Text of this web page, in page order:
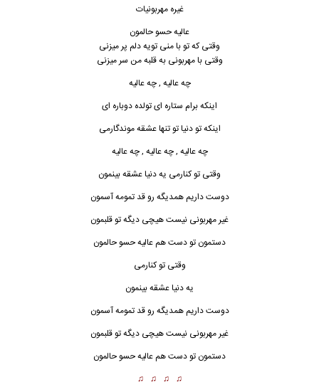
غیره مهربونیات
عالیه حسو حالمون
وقتی که تو با منی تویه دلم پر میزنی
وقتی با مهربونی به قلبه من سر میزنی
چه عالیه , چه عالیه
اینکه برام ستاره ای تولده دوباره ای
اینکه تو دنیا تو تنها عشقه موندگارمی
چه عالیه , چه عالیه , چه عالیه
وقتی تو کنارمی یه دنیا عشقه بینمون
دوست داریم همدیگه رو قد تمومه آسمون
غیر مهربونی نیست هیچی دیگه تو قلبمون
دستمون تو دست هم عالیه حسو حالمون
وقتی تو کنارمی
یه دنیا عشقه بینمون
دوست داریم همدیگه رو قد تمومه آسمون
غیر مهربونی نیست هیچی دیگه تو قلبمون
دستمون تو دست هم عالیه حسو حالمون
♫ ♫ ♫ ♫